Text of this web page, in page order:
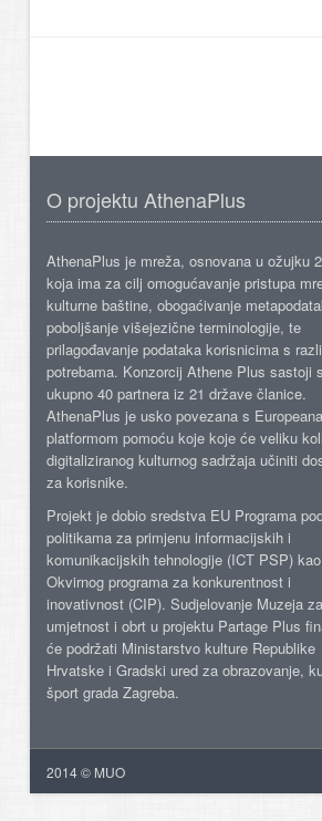
O projektu AthenaPlus
AthenaPlus je mreža, osnovana u ožujku
koja ima za cilj omogućavanje pristupa
kulturne baštine, obogaćivanje
poboljšanje višejezične terminologije, te
prilagođavanje podataka korisnicima s
potrebama. Konzorcij Athene Plus sastoji
ukupno 40 partnera iz 21 države članice.
AthenaPlus je usko povezana s Europeana
platformom pomoću koje koje će veliku
digitaliziranog kulturnog sadržaja učiniti
za korisnike.
Projekt je dobio sredstva EU Programa
politikama za primjenu informacijskih i
komunikacijskih tehnologije (ICT PSP)
Okvirnog programa za konkurentnost i
inovativnost (CIP). Sudjelovanje Muzeja za
umjetnost i obrt u projektu Partage Plus
će podržati Ministarstvo kulture Republike
Hrvatske i Gradski ured za obrazovanje,
šport grada Zagreba.
2014 © MUO